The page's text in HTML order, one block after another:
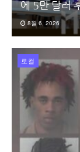
에 5만 달러
8월 6, 2026
로컬